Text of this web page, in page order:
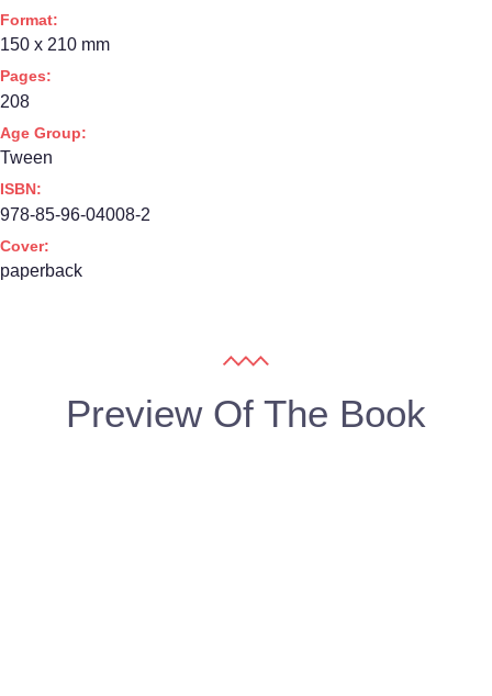
Format:
150 x 210 mm
Pages:
208
Age Group:
Tween
ISBN:
978-85-96-04008-2
Cover:
paperback
Preview Of The Book